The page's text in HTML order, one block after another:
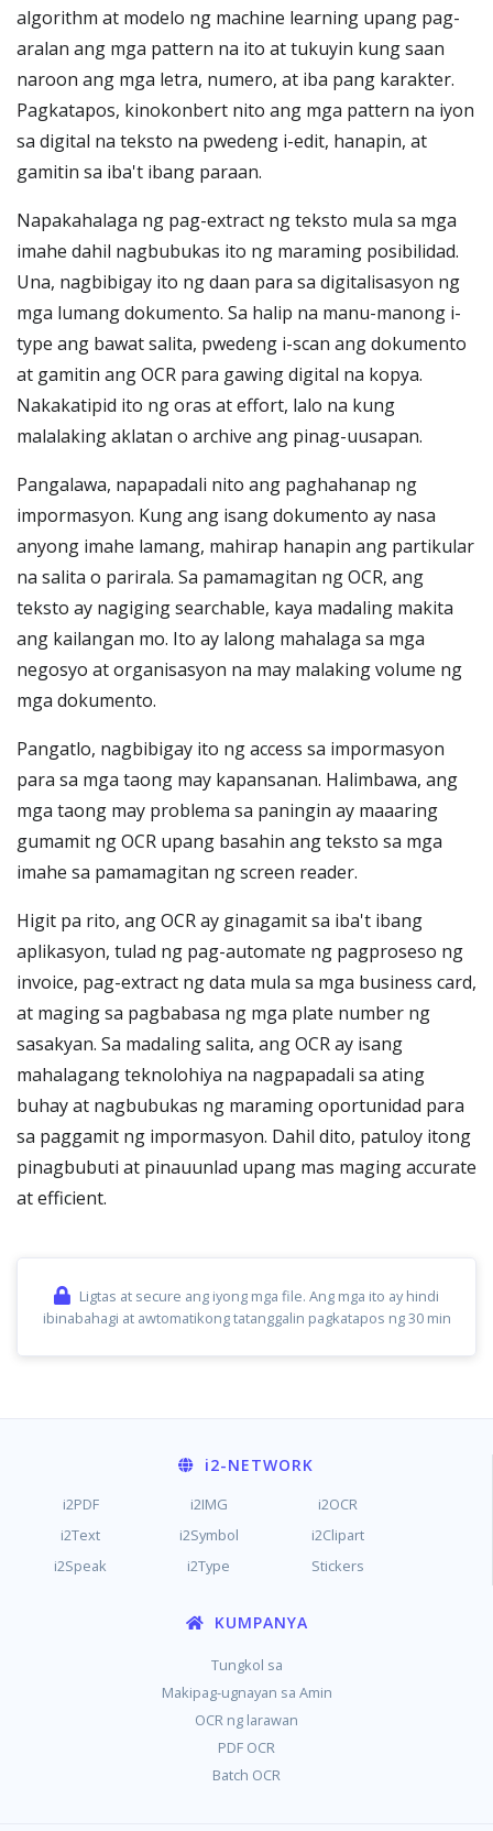
algorithm at modelo ng machine learning upang pag-
aralan ang mga pattern na ito at tukuyin kung saan
naroon ang mga letra, numero, at iba pang karakter.
Pagkatapos, kinokonbert nito ang mga pattern na iyon
sa digital na teksto na pwedeng i-edit, hanapin, at
gamitin sa iba't ibang paraan.
Napakahalaga ng pag-extract ng teksto mula sa mga
imahe dahil nagbubukas ito ng maraming posibilidad.
Una, nagbibigay ito ng daan para sa digitalisasyon ng
mga lumang dokumento. Sa halip na manu-manong i-
type ang bawat salita, pwedeng i-scan ang dokumento
at gamitin ang OCR para gawing digital na kopya.
Nakakatipid ito ng oras at effort, lalo na kung
malalaking aklatan o archive ang pinag-uusapan.
Pangalawa, napapadali nito ang paghahanap ng
impormasyon. Kung ang isang dokumento ay nasa
anyong imahe lamang, mahirap hanapin ang partikular
na salita o parirala. Sa pamamagitan ng OCR, ang
teksto ay nagiging searchable, kaya madaling makita
ang kailangan mo. Ito ay lalong mahalaga sa mga
negosyo at organisasyon na may malaking volume ng
mga dokumento.
Pangatlo, nagbibigay ito ng access sa impormasyon
para sa mga taong may kapansanan. Halimbawa, ang
mga taong may problema sa paningin ay maaaring
gumamit ng OCR upang basahin ang teksto sa mga
imahe sa pamamagitan ng screen reader.
Higit pa rito, ang OCR ay ginagamit sa iba't ibang
aplikasyon, tulad ng pag-automate ng pagproseso ng
invoice, pag-extract ng data mula sa mga business card,
at maging sa pagbabasa ng mga plate number ng
sasakyan. Sa madaling salita, ang OCR ay isang
mahalagang teknolohiya na nagpapadali sa ating
buhay at nagbubukas ng maraming oportunidad para
sa paggamit ng impormasyon. Dahil dito, patuloy itong
pinagbubuti at pinauunlad upang mas maging accurate
at efficient.
Ligtas at secure ang iyong mga file. Ang mga ito ay hindi
ibinabahagi at awtomatikong tatanggalin pagkatapos ng 30 min
i2-NETWORK
i2PDF i2IMG
i2OCR
i2Text
i2Symbol
i2Clipart
i2Speak
i2Type Stickers
KUMPANYA
Tungkol sa
Makipag-ugnayan sa Amin
OCR ng larawan
PDF OCR
Batch OCR